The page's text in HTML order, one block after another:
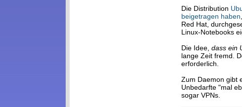
Die Distribution
beigetragen haben
Red Hat,
Linux-Notebooks
Die Idee,dass ein
lange Zeit fremd.
erforderlich.
Zum Daemon gibt
Unbedarfte "mal
sogar VPNs.